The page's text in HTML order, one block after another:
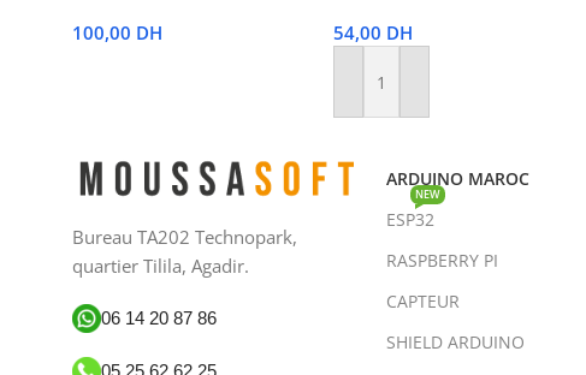
100,00 DH
54,00 DH
Ajouter Au Panier
Bureau TA202 Technopark,
quartier Tilila, Agadir.
06 14 20 87 86
05 25 62 62 25
ARDUINO MAROC
ESP32
NEW
RASPBERRY PI
CAPTEUR
SHIELD ARDUINO